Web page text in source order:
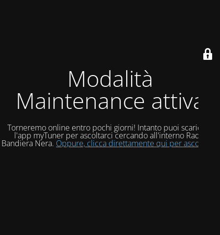
Modalità
Maintenance attiva
Torneremo online entro pochi giorni! Intanto puoi scaricare
l'app myTuner per ascoltarci cercando all'interno Radio
Bandiera Nera. Oppure, clicca direttamente qui per ascoltarci!